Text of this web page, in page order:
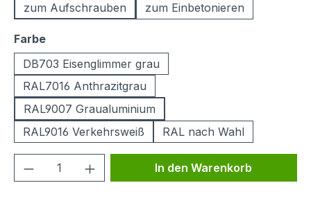
zum Aufschrauben
zum Einbetonieren
Farbeauswählen
DB703 Eisenglimmer grau
RAL7016 Anthrazitgrau
RAL9007 Graualuminium
RAL9016 Verkehrsweiß
RAL nach Wahl
Produkt Anzahl: Gib denIn den Warenkorb